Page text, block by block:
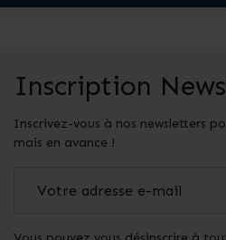
Inscription
Inscrivez-vous à nos newsletters
mais en avance !